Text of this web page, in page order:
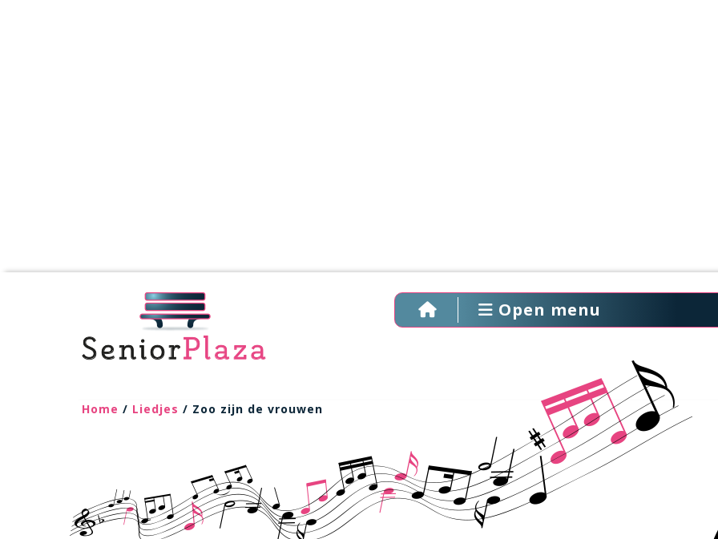
Open menu
Home / Liedjes / Zoo zijn de vrouwen